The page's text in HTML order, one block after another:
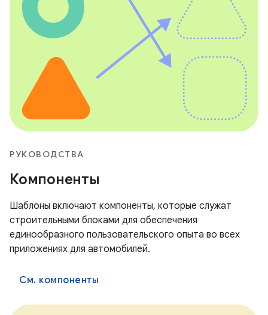
РУКОВОДСТВА
Компоненты
Шаблоны включают компоненты, которые служат
строительными блоками для обеспечения
единообразного пользовательского опыта во всех
приложениях для автомобилей.
См. компоненты